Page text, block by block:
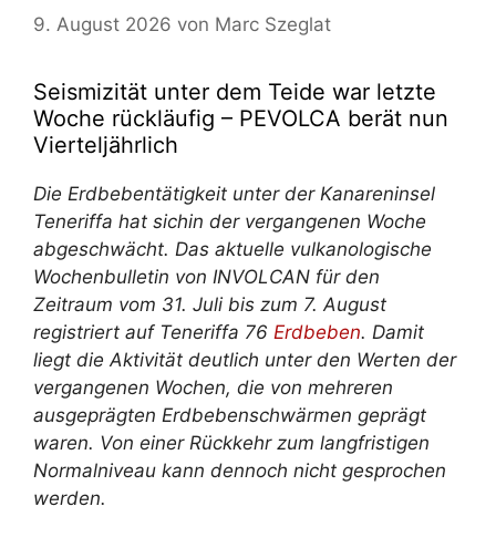
9. August 2026 von Marc Szeglat
Seismizität unter dem Teide war letzte
Woche rückläufig – PEVOLCA berät nun
Vierteljährlich
Die Erdbebentätigkeit unter der Kanareninsel
Teneriffa hat sichin der vergangenen Woche
abgeschwächt. Das aktuelle vulkanologische
Wochenbulletin von INVOLCAN für den
Zeitraum vom 31. Juli bis zum 7. August
registriert auf Teneriffa 76 Erdbeben. Damit
liegt die Aktivität deutlich unter den Werten der
vergangenen Wochen, die von mehreren
ausgeprägten Erdbebenschwärmen geprägt
waren. Von einer Rückkehr zum langfristigen
Normalniveau kann dennoch nicht gesprochen
werden.